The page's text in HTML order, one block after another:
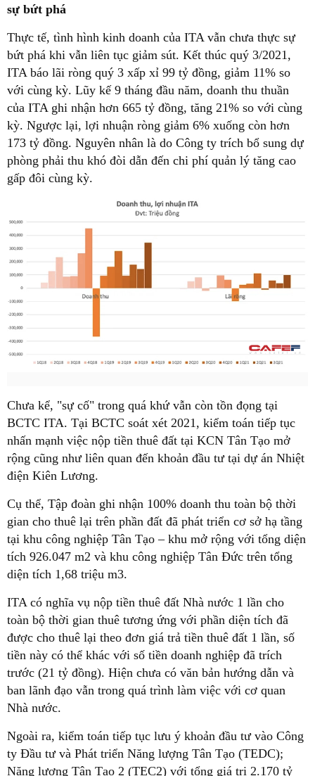
sự bứt phá
Thực tế, tình hình kinh doanh của ITA vẫn chưa thực sự
bứt phá khi vẫn liên tục giảm sút. Kết thúc quý 3/2021,
ITA báo lãi ròng quý 3 xấp xỉ 99 tỷ đồng, giảm 11% so
với cùng kỳ. Lũy kế 9 tháng đầu năm, doanh thu thuần
của ITA ghi nhận hơn 665 tỷ đồng, tăng 21% so với cùng
kỳ. Ngược lại, lợi nhuận ròng giảm 6% xuống còn hơn
173 tỷ đồng. Nguyên nhân là do Công ty trích bổ sung dự
phòng phải thu khó đòi dẫn đến chi phí quản lý tăng cao
gấp đôi cùng kỳ.
Chưa kể, "sự cố" trong quá khứ vẫn còn tồn đọng tại
BCTC ITA. Tại BCTC soát xét 2021, kiểm toán tiếp tục
nhấn mạnh việc nộp tiền thuê đất tại KCN Tân Tạo mở
rộng cũng như liên quan đến khoản đầu tư tại dự án Nhiệt
điện Kiên Lương.
Cụ thể, Tập đoàn ghi nhận 100% doanh thu toàn bộ thời
gian cho thuê lại trên phần đất đã phát triển cơ sở hạ tầng
tại khu công nghiệp Tân Tạo – khu mở rộng với tổng diện
tích 926.047 m2 và khu công nghiệp Tân Đức trên tổng
diện tích 1,68 triệu m3.
ITA có nghĩa vụ nộp tiền thuê đất Nhà nước 1 lần cho
toàn bộ thời gian thuê tương ứng với phần diện tích đã
được cho thuê lại theo đơn giá trả tiền thuê đất 1 lần, số
tiền này có thể khác với số tiền doanh nghiệp đã trích
trước (21 tỷ đồng). Hiện chưa có văn bản hướng dẫn và
ban lãnh đạo vẫn trong quá trình làm việc với cơ quan
Nhà nước.
Ngoài ra, kiểm toán tiếp tục lưu ý khoản đầu tư vào Công
ty Đầu tư và Phát triển Năng lượng Tân Tạo (TEDC);
Năng lượng Tân Tạo 2 (TEC2) với tổng giá trị 2.170 tỷ